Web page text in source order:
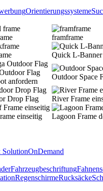
Orientierungssysteme
framframe
Quick L-Banner
Flag
anfordern
Outdoor Space
Drop Flag River Frame
einseitig Lagoon Frame
SolutionOnDemand
Fahrzeugbeschriftung
RegenschirmeRucksäcke